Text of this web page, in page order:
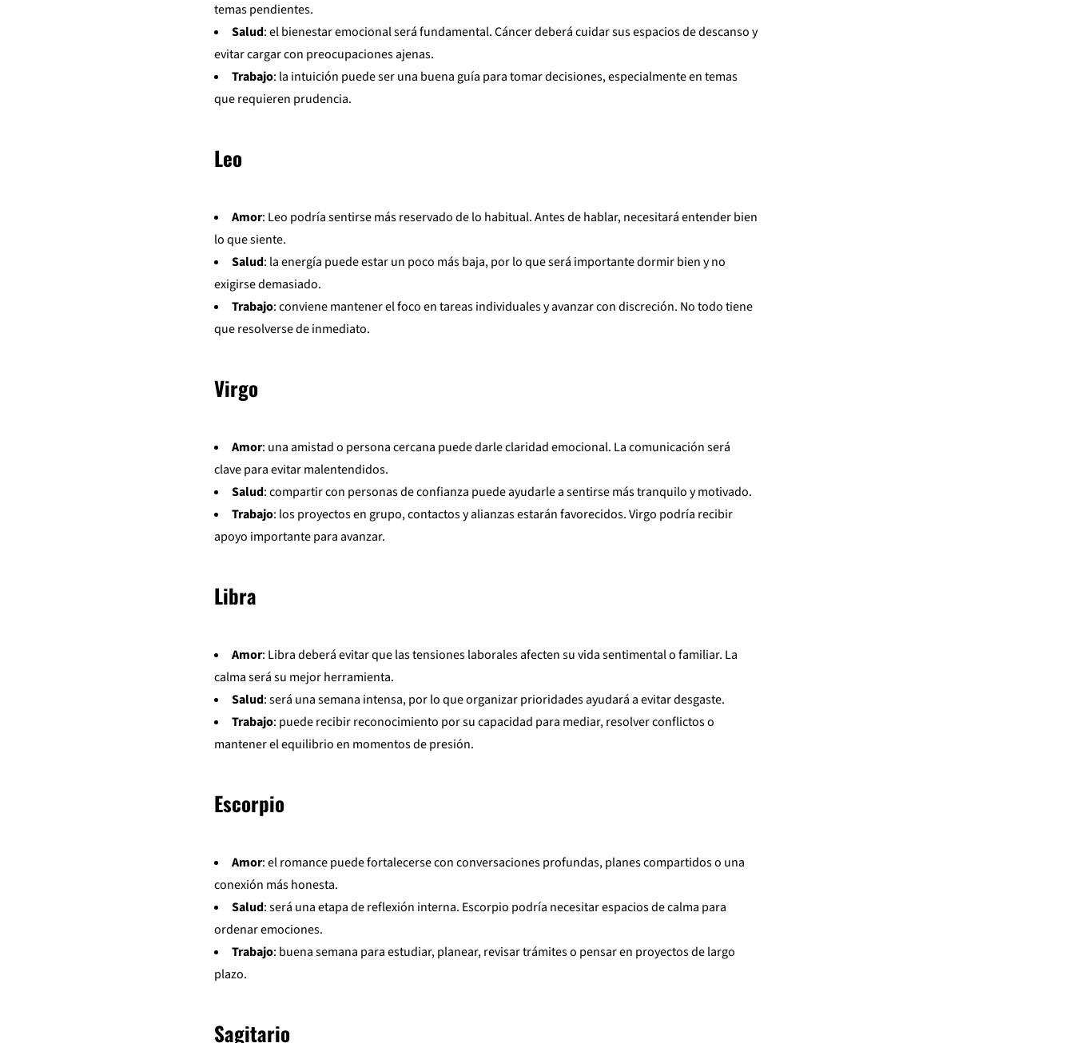
temas pendientes.
Salud: el bienestar emocional será fundamental. Cáncer deberá cuidar sus espacios de descanso y
evitar cargar con preocupaciones ajenas.
Trabajo: la intuición puede ser una buena guía para tomar decisiones, especialmente en temas
que requieren prudencia.
Leo
Amor: Leo podría sentirse más reservado de lo habitual. Antes de hablar, necesitará entender bien
lo que siente.
Salud: la energía puede estar un poco más baja, por lo que será importante dormir bien y no
exigirse demasiado.
Trabajo: conviene mantener el foco en tareas individuales y avanzar con discreción. No todo tiene
que resolverse de inmediato.
Virgo
Amor: una amistad o persona cercana puede darle claridad emocional. La comunicación será
clave para evitar malentendidos.
Salud: compartir con personas de confianza puede ayudarle a sentirse más tranquilo y motivado.
Trabajo: los proyectos en grupo, contactos y alianzas estarán favorecidos. Virgo podría recibir
apoyo importante para avanzar.
Libra
Amor: Libra deberá evitar que las tensiones laborales afecten su vida sentimental o familiar. La
calma será su mejor herramienta.
Salud: será una semana intensa, por lo que organizar prioridades ayudará a evitar desgaste.
Trabajo: puede recibir reconocimiento por su capacidad para mediar, resolver conflictos o
mantener el equilibrio en momentos de presión.
Escorpio
Amor: el romance puede fortalecerse con conversaciones profundas, planes compartidos o una
conexión más honesta.
Salud: será una etapa de reflexión interna. Escorpio podría necesitar espacios de calma para
ordenar emociones.
Trabajo: buena semana para estudiar, planear, revisar trámites o pensar en proyectos de largo
plazo.
Sagitario